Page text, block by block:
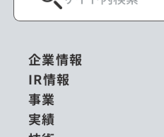
企業情報
IR情報
事業
実績